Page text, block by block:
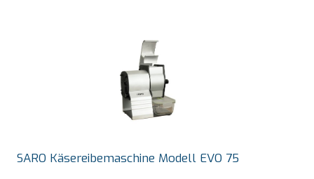
SARO Käsereibemaschine Modell EVO 75